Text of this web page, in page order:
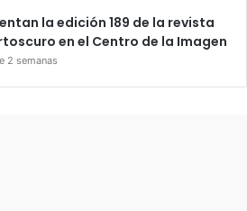
la edición 189 de la revista
en el Centro de la Imagen
2 semanas